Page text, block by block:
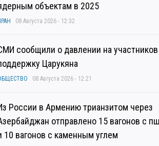
объектам в 2025
08 Августа 2026 - 12:32
сообщили о давлении на участников
Царукяна
08 Августа 2026 - 12:21
России в Армению трианзитом через
отправлено 15 вагонов с
10 вагонов с каменным углем